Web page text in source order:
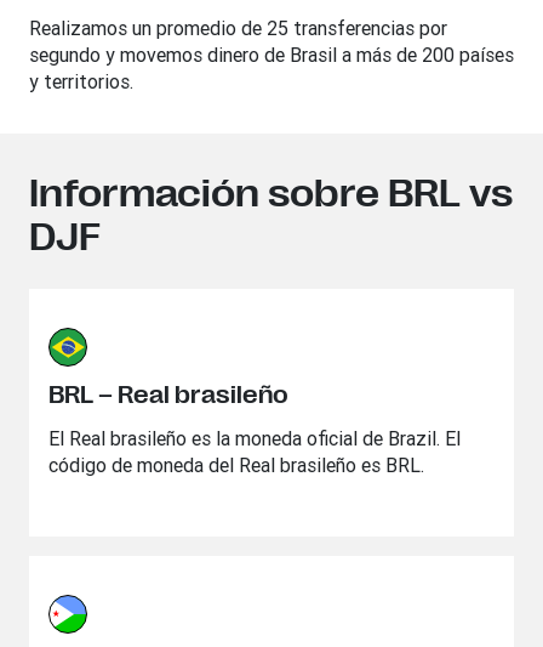
Realizamos un promedio de 25 transferencias por
segundo y movemos dinero de Brasil a más de 200 países
y territorios.
Información sobre BRL vs
DJF
BRL – Real brasileño
El Real brasileño es la moneda oficial de Brazil. El
código de moneda del Real brasileño es BRL.